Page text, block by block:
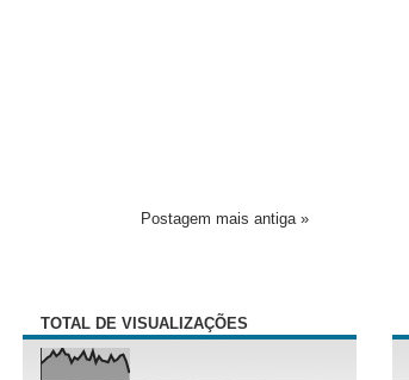
Postagem mais antiga »
TOTAL DE VISUALIZAÇÕES